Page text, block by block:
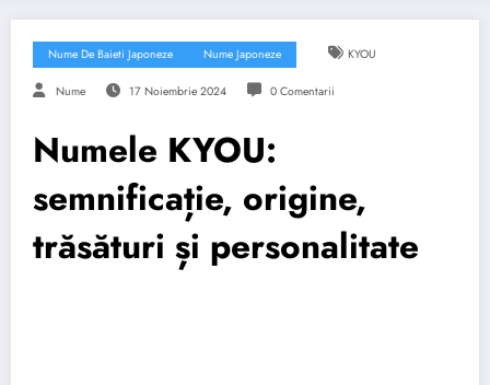
Nume De Baieti Japoneze Nume Japoneze KYOU
Nume 17 Noiembrie 2024 0 Comentarii
Numele KYOU:
semnificație, origine,
trăsături și personalitate